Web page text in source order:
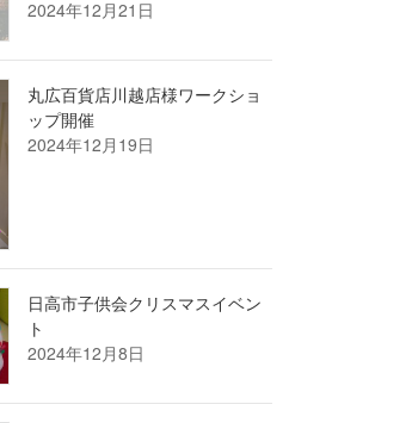
2024年12月21日
丸広百貨店川越店様ワークショ
ップ開催
2024年12月19日
日高市子供会クリスマスイベン
ト
2024年12月8日